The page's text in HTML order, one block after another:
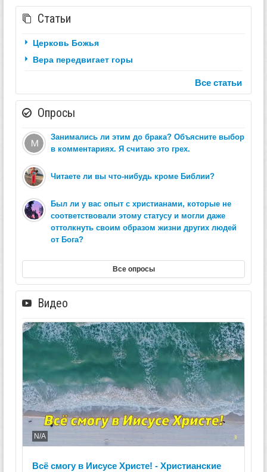
Статьи
Церковь Божья
Вера передвигает горы
Все статьи
Опросы
Занимались ли этим до брака? Объясните выбор
в комментариях. Я считаю это грех.
Читаете ли вы что-нибудь кроме Библии?
Был ли у вас опыт с христианами, которые не
соответствовали этому статусу и могли даже
оттолкнуть своим образом жизни других людей
от Бога?
Все опросы
Видео
N/A
Всё смогу в Иисусе Христе! - Христианские